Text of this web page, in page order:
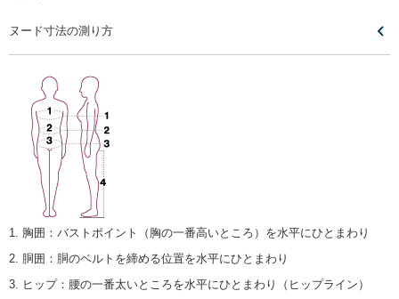
ヌード寸法の測り方
1. 胸囲 ： バストポイント（胸の一番高いところ）を水平にひとまわり
2. 胴囲 ： 胴のベルトを締める位置を水平にひとまわり
3. ヒップ： 腰の一番太いところを水平にひとまわり（ヒップライン）